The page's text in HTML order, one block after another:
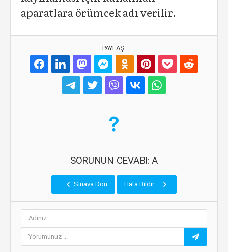
aparatlara örümcek adı verilir.
PAYLAŞ:
SORUNUN CEVABI: A
Sınava Dön Hata Bildir